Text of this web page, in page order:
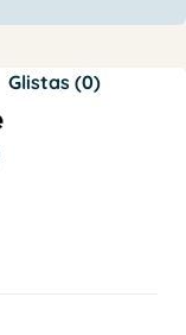
Glistas (0)